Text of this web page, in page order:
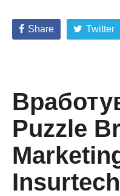
Share Twitter
Puzzle